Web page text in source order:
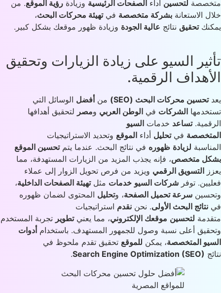
لتحسينأداءالصفحات الرئيسيةوزيادةرؤية الموقع. من
الاستعانةبشركة متخصصةفيتهيئة محركات البحث،
تحقيقنتائجعالية الجودةوزيادة ظهور موقعك بشكل كبير.
السيو على زيادة الزيارات وتحقيق
الرقمية.
تحسين محركات البحث (SEO) منأفضلالوسائل التي
الشركاتفيالوطن العربي و مصرلتحقيق أهدافها
تساعدخدماتالسيو
فيتحليلأداءالموقعوتحديد الاستراتيجيات
لزيادة ظهورهفي نتائج البحث. عندما يتمتحسين الموقع
متخصص، فإنه يجذب المزيد من الزيارات المستهدفة، مما
التسويق الرقميويزيد من فرص تحويل الزوار إلى عملاء
توفرشركات السيو خدماتمثلتهيئة الصفحات الداخلية،
سرعة تحميل الصفحة، وتحليلالمحتوى لضمان ظهوره
نتائج البحث الأولى. نحننقدماستراتيجيات
لتحسين موقعك الإلكتروني، مما يعنيتطويرتجربة المستخدم
أعلى نسبة وصول للجمهور المستهدف. باستخدامأدوات
المتخصصة، يمكنللموقعتحقيق تقدم ملحوظ في
Search Engine Optimization (SEO)
.